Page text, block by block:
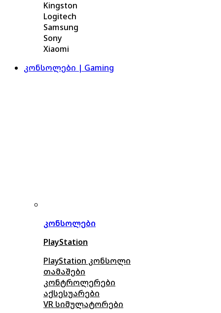
Kingston
Logitech
Samsung
Sony
Xiaomi
კონსოლები | Gaming
კონსოლები
PlayStation
PlayStation კონსოლი
თამაშები
კონტროლერები
აქსესუარები
VR სიმულატორები